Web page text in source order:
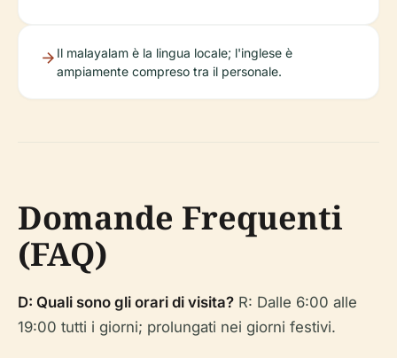
Il malayalam è la lingua locale; l'inglese è
ampiamente compreso tra il personale.
Domande Frequenti
(FAQ)
D: Quali sono gli orari di visita? R: Dalle 6:00 alle
19:00 tutti i giorni; prolungati nei giorni festivi.